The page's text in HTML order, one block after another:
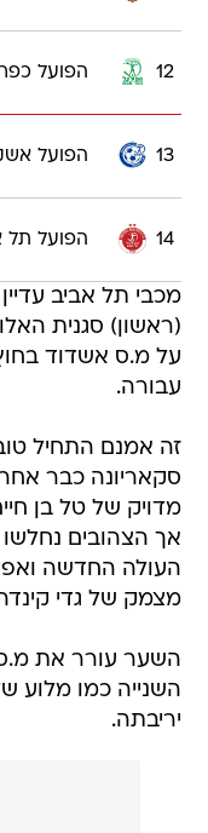
12 הפועל
13 הפועל
14 הפועל תל
מכבי תל אביב
על מ.ס אשדוד
עבורה.
זה אמנם התחיל
אך הצהובים
העולה החדשה
מצמק של גדי
השער עורר את
השנייה כמו מלוע
יריבתה.